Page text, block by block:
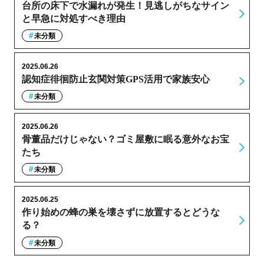
台所の床下で水漏れが発生！見逃しがちなサイン
と早急に対処すべき理由
未分類
認知症徘徊防止玄関対策GPS活用で家族安心
2025.06.26
未分類
骨董品だけじゃない？ゴミ屋敷に眠る意外なお宝
たち
2025.06.26
未分類
作り始めの蜂の巣を壊さずに放置するとどうな
る？
2025.06.25
未分類